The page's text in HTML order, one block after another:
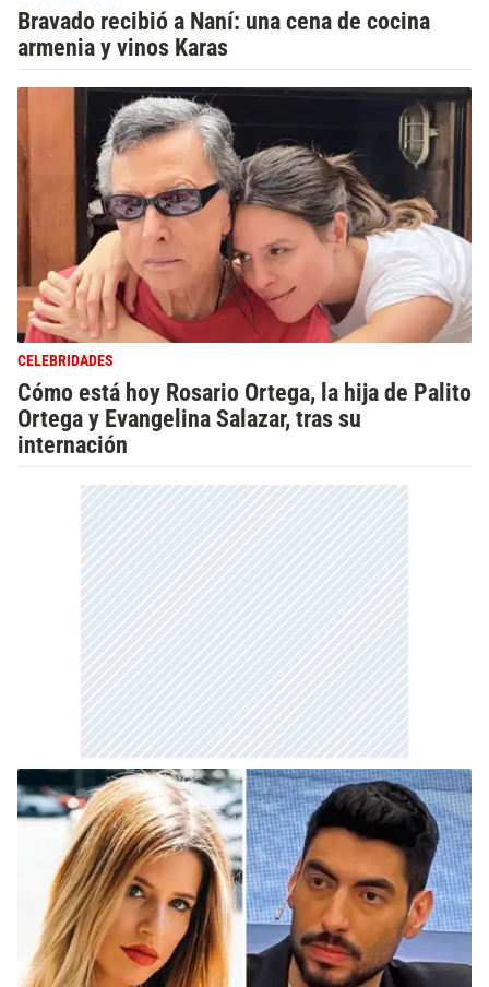
Bravado recibió a Naní: una cena de cocina
armenia y vinos Karas
CELEBRIDADES
Cómo está hoy Rosario Ortega, la hija de Palito
Ortega y Evangelina Salazar, tras su
internación